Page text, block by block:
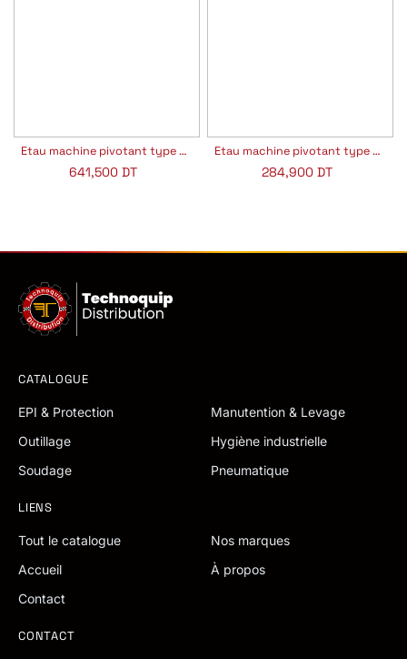
Etau machine pivotant type QM
641,500 DT
Etau machine pivotant type QH
284,900DT
CATALOGUE
EPI & Protection
Manutention & Levage
Outillage
Hygiène industrielle
Soudage
Pneumatique
LIENS
Tout le catalogue
Nos marques
Accueil
À propos
Contact
CONTACT